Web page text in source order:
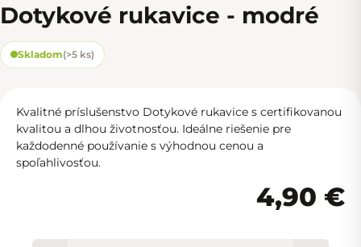
Dotykové rukavice - modré
Skladom(>5 ks)
Kvalitné príslušenstvo Dotykové rukavice s certifikovanou
kvalitou a dlhou životnosťou. Ideálne riešenie pre
každodenné používanie s výhodnou cenou a
spoľahlivosťou.
4,90 €